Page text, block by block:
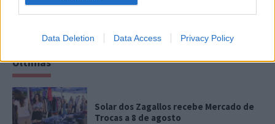
Data Deletion Data Access Privacy Policy
Últimas
Solar dos Zagallos recebe Mercado de
Trocas a 8 de agosto